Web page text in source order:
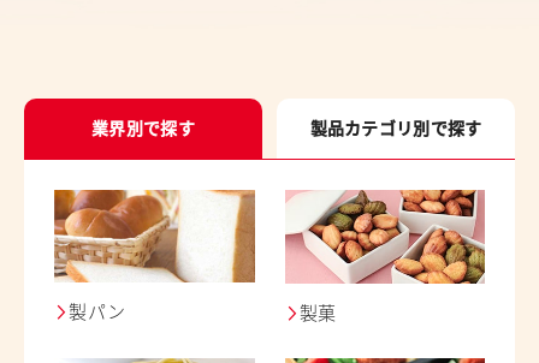
業界別で探す 製品カテゴリ別で探す
製パン 製菓